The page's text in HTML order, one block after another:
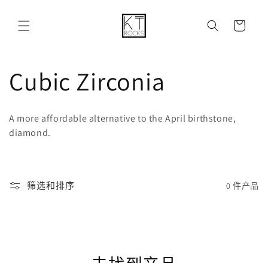
物
收
藏
:
Cubic Zirconia
A more affordable alternative to the April birthstone,
diamond.
筛选和排序 0 件产品